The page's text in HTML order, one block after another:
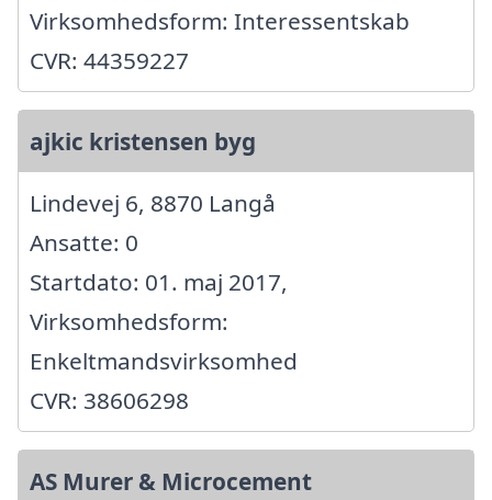
Virksomhedsform: Interessentskab
CVR: 44359227
ajkic kristensen byg
Lindevej 6, 8870 Langå
Ansatte: 0
Startdato: 01. maj 2017,
Virksomhedsform:
Enkeltmandsvirksomhed
CVR: 38606298
AS Murer & Microcement